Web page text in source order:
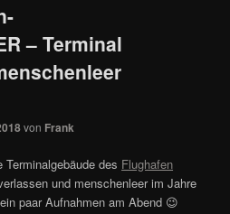
– Terminal
von Frank
des Flughafen
und menschenleer im Jahre
paar Aufnahmen am Abend 😉